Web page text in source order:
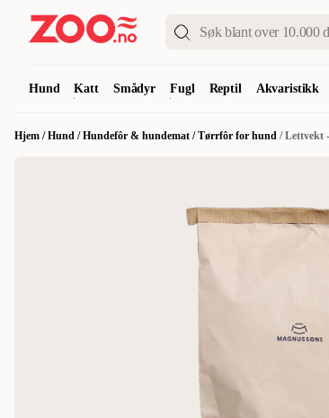
Hund Katt Smådyr Fugl Reptil Akvaristikk
Hjem /Hund /Hundefôr & hundemat /Tørrfôr for hund /Lettvekt